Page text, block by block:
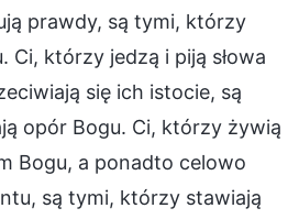
prawdy, są tymi, którzy
Ci, którzy jedzą i piją słowa
się ich istocie, są
opór Bogu. Ci, którzy żywią
Bogu, a ponadto celowo
są tymi, którzy stawiają